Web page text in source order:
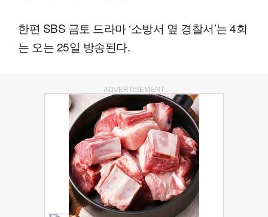
한편 SBS 금토 드라마 ‘소방서 옆 경찰서’는 4회
는 오는 25일 방송된다.
ADVERTISEMENT